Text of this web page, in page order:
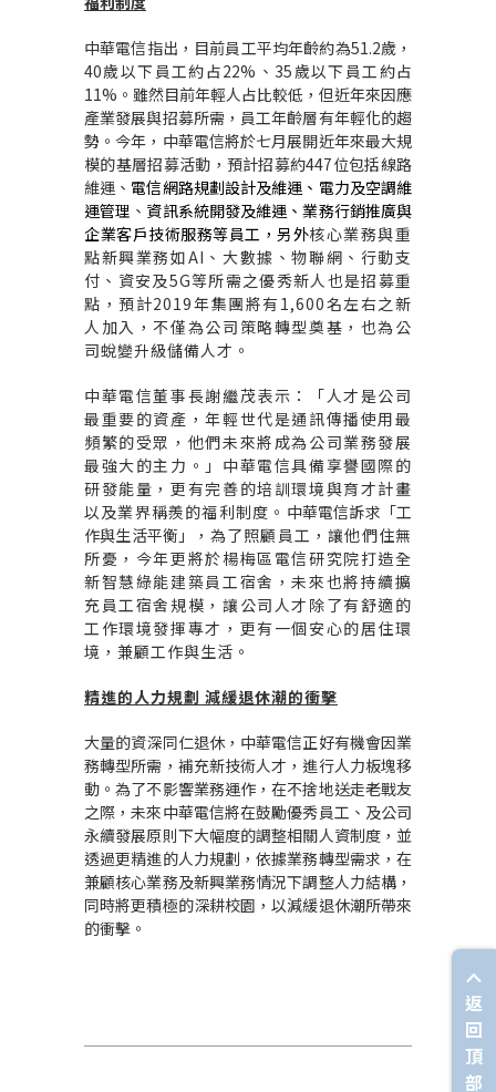
中華電信指出，目前員工平均年齡約為51.2歲，
40歲以下員工約占22%、35歲以下員工約占
11%。雖然目前年輕人占比較低，但近年來因應
產業發展與招募所需，員工年齡層有年輕化的趨
勢。今年， 中華電信將於七月展開近年來最大規
模的基層招募活動，預計招募約447位包括線路
維運、 電信網路規劃設計及維運、電力及空調維
運管理 、 資訊系統開發及維運、業務行銷推廣與
企業客戶技術服務等員工，另外核心業務與重
點新興業務如AI、大數據、物聯網、行動支
付、資安及5G等所需之優秀新人也是招募重
點，預計2019年集團將有1,600名左右之新
人加入，不僅為公司策略轉型奠基，也為公
司蛻變升級儲備人才。
中華電信董事長謝繼茂表示：「人才是公司
最重要的資產，年輕世代是通訊傳播使用最
頻繁的受眾，他們未來將成為公司業務發展
最強大的主力。」中華電信具備享譽國際的
研發能量，更有完善的培訓環境與育才計畫
以及業界稱羨的福利制度。 中華電信訴求「工
作與生活平衡」， 為了照顧員工，讓他們住無
所憂，今年更將於楊梅區電信研究院打造全
新智慧綠能建築員工宿舍，未來也將持續擴
充員工宿舍規模，讓公司人才除了有舒適的
工作環境發揮專才，更有一個安心的居住環
境，兼顧工作與生活。
精進的人力規劃 減緩退休潮的衝擊
大量的資深同仁退休，中華電信正好有機會因業
務轉型所需，補充新技術人才，進行人力板塊移
動。為了不影響業務運作，在不捨地送走老戰友
之際，未來中華電信將在鼓勵優秀員工、及公司
永續發展原則下大幅度的調整相關人資制度，並
透過更精進的人力規劃，依據業務轉型需求，在
兼顧核心業務及新興業務情況下調整人力結構，
同時將更積極的深耕校園，以減緩退休潮所帶來
的衝擊。
返
回
頂
部